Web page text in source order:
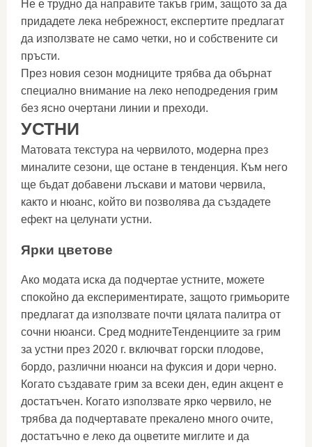
Не е трудно да направите такъв грим, защото за да
придадете лека небрежност, експертите предлагат
да използвате не само четки, но и собствените си
пръсти.
През новия сезон модниците трябва да обърнат
специално внимание на леко неподредения грим
без ясно очертани линии и преходи.
УСТНИ
Матовата текстура на червилото, модерна през
миналите сезони, ще остане в тенденция. Към него
ще бъдат добавени лъскави и матови червила,
както и нюанс, който ви позволява да създадете
ефект на целунати устни.
Ярки цветове
Ако модата иска да подчертае устните, можете
спокойно да експериментирате, защото гримьорите
предлагат да използвате почти цялата палитра от
сочни нюанси. Сред моднитеТенденциите за грим
за устни през 2020 г. включват горски плодове,
бордо, различни нюанси на фуксия и дори черно.
Когато създавате грим за всеки ден, един акцент е
достатъчен. Когато използвате ярко червило, не
трябва да подчертавате прекалено много очите,
достатъчно е леко да оцветите миглите и да